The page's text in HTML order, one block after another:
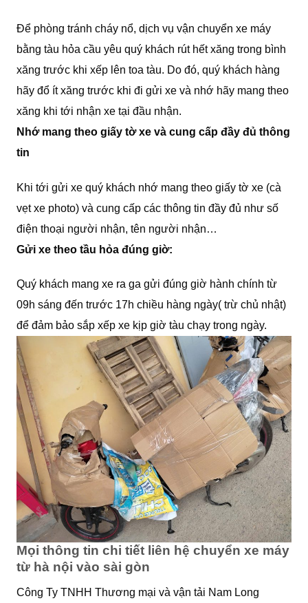
Để phòng tránh cháy nổ, dịch vụ vận chuyển xe máy
bằng tàu hỏa cầu yêu quý khách rút hết xăng trong bình
xăng trước khi xếp lên toa tàu. Do đó, quý khách hàng
hãy đổ ít xăng trước khi đi gửi xe và nhớ hãy mang theo
xăng khi tới nhận xe tại đầu nhận.
Nhớ mang theo giấy tờ xe và cung cấp đầy đủ thông
tin
Khi tới gửi xe quý khách nhớ mang theo giấy tờ xe (cà
vẹt xe photo) và cung cấp các thông tin đầy đủ như số
điện thoại người nhận, tên người nhận…
Gửi xe theo tầu hỏa đúng giờ:
Quý khách mang xe ra ga gửi đúng giờ hành chính từ
09h sáng đến trước 17h chiều hàng ngày( trừ chủ nhật)
để đảm bảo sắp xếp xe kịp giờ tàu chạy trong ngày.
Mọi thông tin chi tiết liên hệ chuyển xe máy
từ hà nội vào sài gòn
Công Ty TNHH Thương mại và vận tải Nam Long